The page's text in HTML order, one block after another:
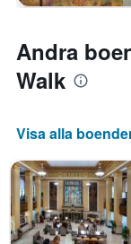
Andra
Walk
Visa alla